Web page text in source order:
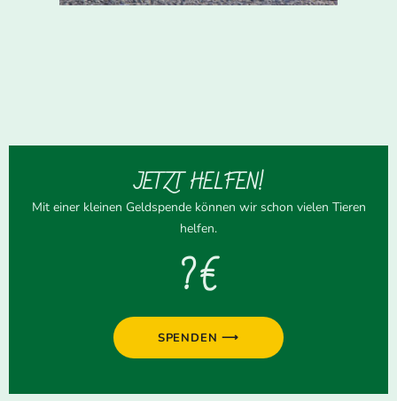
JETZT HELFEN!
Mit einer kleinen Geldspende können wir schon vielen Tieren
helfen.
? €
SPENDEN ⟶